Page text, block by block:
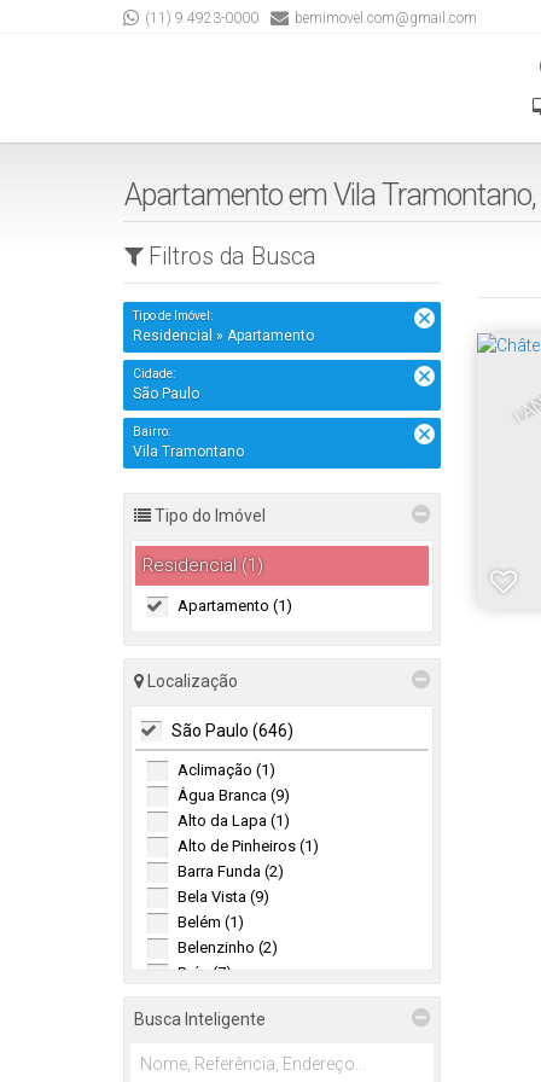
(11) 9 4923-0000 bemimovel.com@gmail.com
Apartamento em Vila Tramontano,
Filtros da Busca
Tipo de Imóvel:
Residencial » Apartamento
Cidade:
São Paulo
Bairro:
Vila Tramontano
Tipo do Imóvel
Residencial (1)
Apartamento (1)
Localização
São Paulo (646)
Aclimação (1)
Água Branca (9)
Alto da Lapa (1)
Alto de Pinheiros (1)
Barra Funda (2)
Bela Vista (9)
Belém (1)
Belenzinho (2)
Brás (7)
Brooklin (1)
Brooklin Novo (2)
Butantã (57)
Busca Inteligente